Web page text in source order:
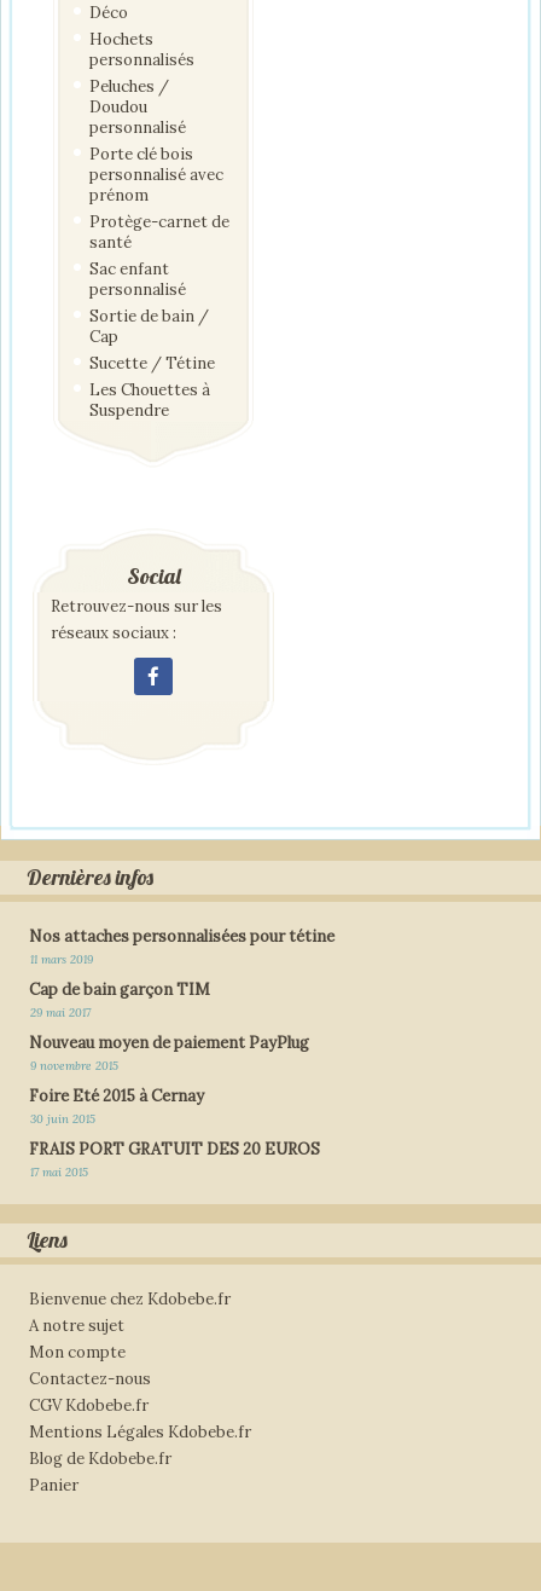
Déco
Hochets
personnalisés
Peluches /
Doudou
personnalisé
Porte clé bois
personnalisé avec
prénom
Protège-carnet de
santé
Sac enfant
personnalisé
Sortie de bain /
Cap
Sucette / Tétine
Les Chouettes à
Suspendre
Social
Retrouvez-nous sur les
réseaux sociaux :
Dernières infos
Nos attaches personnalisées pour tétine
11 mars 2019
Cap de bain garçon TIM
29 mai 2017
Nouveau moyen de paiement PayPlug
9 novembre 2015
Foire Eté 2015 à Cernay
30 juin 2015
FRAIS PORT GRATUIT DES 20 EUROS
17 mai 2015
Liens
Bienvenue chez Kdobebe.fr
A notre sujet
Mon compte
Contactez-nous
CGV Kdobebe.fr
Mentions Légales Kdobebe.fr
Blog de Kdobebe.fr
Panier